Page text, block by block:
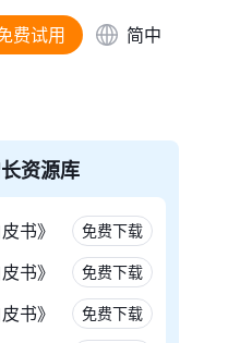
费试用 简中
资源库
书》 免费下载
书》 免费下载
书》 免费下载